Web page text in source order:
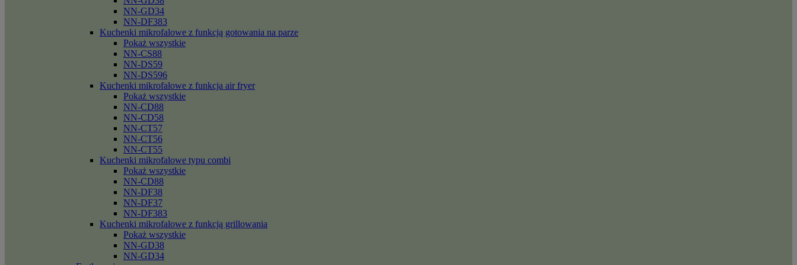
NN-GD34
NN-DF383
Kuchenki mikrofalowe z funkcją gotowania na parze
Pokaż wszystkie
NN-CS88
NN-DS59
NN-DS596
Kuchenki mikrofalowe z funkcja air fryer
Pokaż wszystkie
NN-CD88
NN-CD58
NN-CT57
NN-CT56
NN-CT55
Kuchenki mikrofalowe typu combi
Pokaż wszystkie
NN-CD88
NN-DF38
NN-DF37
NN-DF383
Kuchenki mikrofalowe z funkcją grillowania
Pokaż wszystkie
NN-GD38
NN-GD34